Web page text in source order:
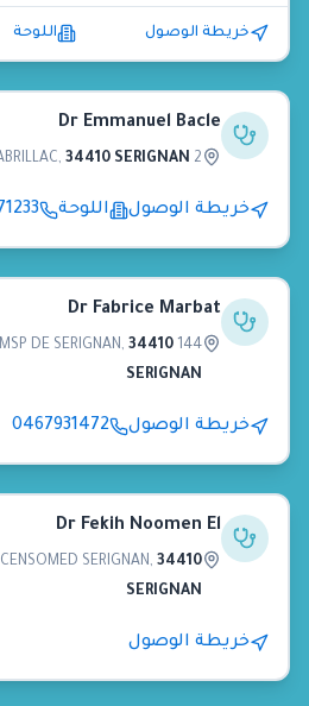
خريطة الوصول اللوحة
Dr Emmanuel Bacle
2 RUE EMMANUEL CABRILLAC
, 34410 SERIGNAN
خريطة الوصول اللوحة
Dr Fabrice Marbat
144 AVENUE DE LA PLAGE MSP DE SERIGNAN
, 34410
SERIGNAN
خريطة الوصول 0467931472
Dr Fekih Noomen El
SERIGNAN, 34410
SERIGNAN
خريطة الوصول